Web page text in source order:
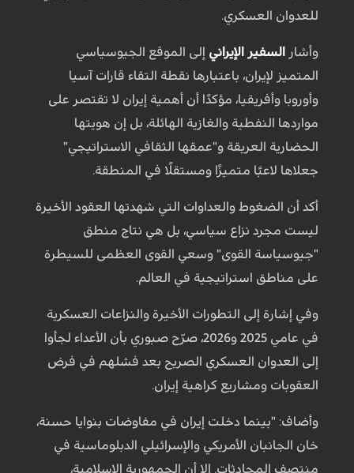
للعدوان العسكري.
وأشار السفير الإيراني إلى الموقع الجيوسياسي
المتميز لإيران، باعتبارها نقطة التقاء قارات آسيا
وأوروبا وأفريقيا، مؤكدًا أن أهمية إيران لا تقتصر على
مواردها النفطية والغازية الهائلة، بل إن هويتها
الحضارية العريقة و"عمقها الثقافي الاستراتيجي"
جعلاها لاعبًا متميزًا ومستقلًا في المنطقة.
أكد أن الضغوط والعداوات التي شهدتها العقود الأخيرة
ليست مجرد نزاع سياسي، بل هي نتاج منطق
"جيوسياسة القوى" وسعي القوى العظمى للسيطرة
على مناطق استراتيجية في العالم.
وفي إشارة إلى التطورات الأخيرة والنزاعات العسكرية
في عامي 2025 و2026، صرّح صبوري بأن الأعداء لجأوا
إلى العدوان العسكري الصريح بعد فشلهم في فرض
العقوبات ومشاريع كراهية إيران.
وأضاف: "بينما دخلت إيران في مفاوضات بنوايا حسنة،
خان الجانبان الأمريكي والإسرائيلي الدبلوماسية في
منتصف المحادثات. إلا أن الجمهورية الإسلامية،